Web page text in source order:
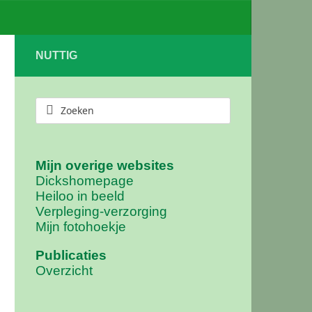
NUTTIG
Mijn overige websites
Dickshomepage
Heiloo in beeld
Verpleging-verzorging
Mijn fotohoekje
Publicaties
Overzicht